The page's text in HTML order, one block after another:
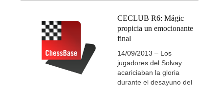
CECLUB R6: Mágic
propicia un emocionante
final
14/09/2013 – Los
jugadores del Solvay
acariciaban la gloria
durante el desayuno del